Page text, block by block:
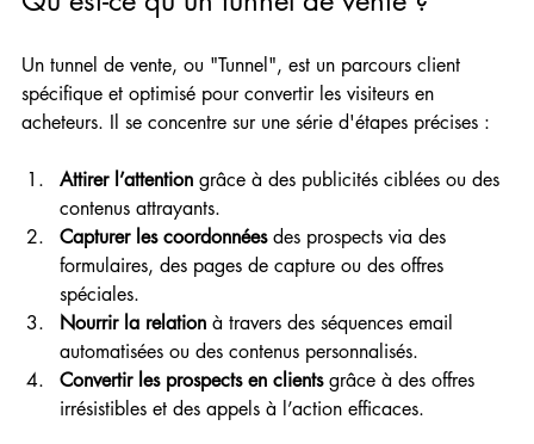
Un tunnel de vente, ou "Tunnel", est un parcours client
spécifique et optimisé pour convertir les visiteurs en
acheteurs. Il se concentre sur une série d'étapes précises :
Attirer l’attention grâce à des publicités ciblées ou des
contenus attrayants.
Capturer les coordonnées des prospects via des
formulaires, des pages de capture ou des offres
spéciales.
Nourrir la relation à travers des séquences email
automatisées ou des contenus personnalisés.
Convertir les prospects en clients grâce à des offres
irrésistibles et des appels à l’action efficaces.